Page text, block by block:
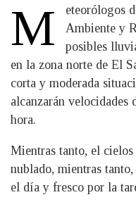
M
eteorólogos
Ambiente y
posibles
en la zona norte de El
corta y moderada
alcanzarán
hora.
Mientras tanto, el cielos
nublado, mientras
el día y fresco por la